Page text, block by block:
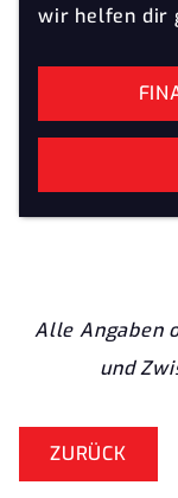
wir helfen dir
Alle Angaben
und
ZURÜCK